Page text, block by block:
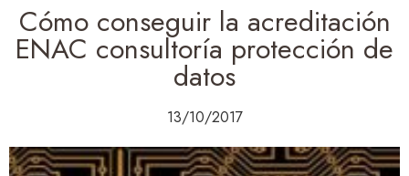
Cómo conseguir la acreditación
ENAC consultoría protección de
datos
13/10/2017